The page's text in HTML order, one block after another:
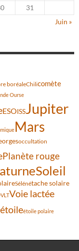
31
Juin »
boréaleChilicomète
Ourse
ESOISSJupiter
Mars
occultation
Planète rouge
Soleil
Sélénétache solaire
VLTVoie lactée
étoileétoile polaire